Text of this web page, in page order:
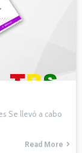
Se llevó a cabo
Read More